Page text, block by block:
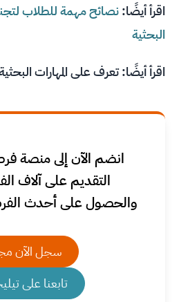
اقرأ أيضًا:نصائح مهمة للطلاب
البحثية
اقرأ أيضًا:تعرف على المهارات
انضم الآن إلى منصة
التقديم على آلاف
والحصول على أحدث
سجل الآن
تابعنا على